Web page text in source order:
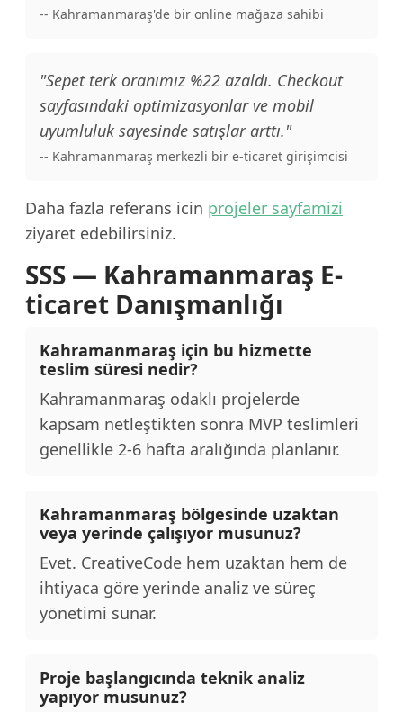
-- Kahramanmaraş'de bir online mağaza sahibi
"Sepet terk oranımız %22 azaldı. Checkout
sayfasındaki optimizasyonlar ve mobil
uyumluluk sayesinde satışlar arttı."
-- Kahramanmaraş merkezli bir e-ticaret girişimcisi
Daha fazla referans icin projeler sayfamizi
ziyaret edebilirsiniz.
SSS — Kahramanmaraş E-
ticaret Danışmanlığı
Kahramanmaraş için bu hizmette
teslim süresi nedir?
Kahramanmaraş odaklı projelerde
kapsam netleştikten sonra MVP teslimleri
genellikle 2-6 hafta aralığında planlanır.
Kahramanmaraş bölgesinde uzaktan
veya yerinde çalışıyor musunuz?
Evet. CreativeCode hem uzaktan hem de
ihtiyaca göre yerinde analiz ve süreç
yönetimi sunar.
Proje başlangıcında teknik analiz
yapıyor musunuz?